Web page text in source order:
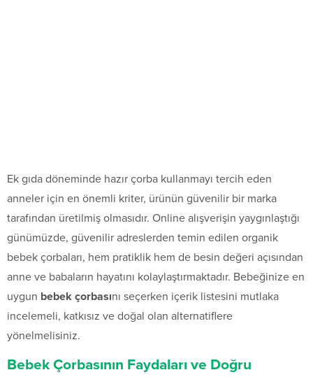
Ek gıda döneminde hazır çorba kullanmayı tercih eden
anneler için en önemli kriter, ürünün güvenilir bir marka
tarafından üretilmiş olmasıdır. Online alışverişin yaygınlaştığı
günümüzde, güvenilir adreslerden temin edilen organik
bebek çorbaları, hem pratiklik hem de besin değeri açısından
anne ve babaların hayatını kolaylaştırmaktadır. Bebeğinize en
uygun bebek çorbasını seçerken içerik listesini mutlaka
incelemeli, katkısız ve doğal olan alternatiflere
yönelmelisiniz.
Bebek Çorbasının Faydaları ve Doğru